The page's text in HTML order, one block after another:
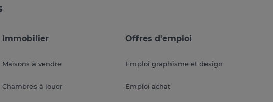
Immobilier
Maisons à vendre
Chambres à louer
Offres d'emploi
Emploi graphisme et design
Emploi achat